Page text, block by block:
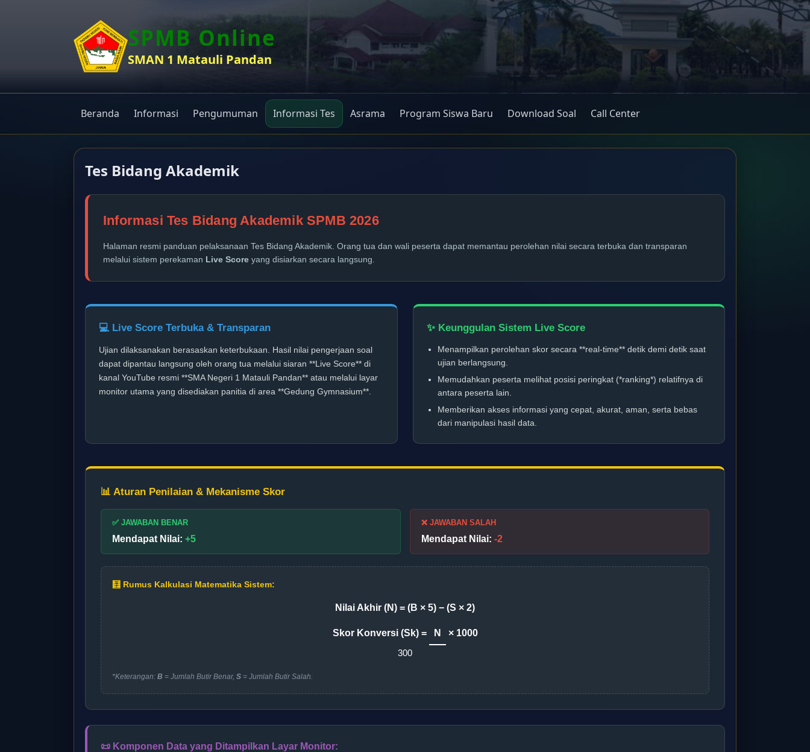
SPMB Online
SMAN 1 Matauli Pandan
Beranda Informasi Pengumuman Informasi Tes Asrama Program Siswa Baru Download Soal Call Center
Tes Bidang Akademik
Informasi Tes Bidang Akademik SPMB 2026
Halaman resmi panduan pelaksanaan Tes Bidang Akademik. Orang tua dan wali peserta dapat memantau perolehan nilai secara terbuka dan transparan
melalui sistem perekaman Live Score yang disiarkan secara langsung.
💻 Live Score Terbuka & Transparan
Ujian dilaksanakan berasaskan keterbukaan. Hasil nilai pengerjaan soal
dapat dipantau langsung oleh orang tua melalui siaran **Live Score** di
kanal YouTube resmi **SMA Negeri 1 Matauli Pandan** atau melalui layar
monitor utama yang disediakan panitia di area **Gedung Gymnasium**.
✨ Keunggulan Sistem Live Score
Menampilkan perolehan skor secara **real-time** detik demi detik saat
ujian berlangsung.
Memudahkan peserta melihat posisi peringkat (*ranking*) relatifnya di
antara peserta lain.
Memberikan akses informasi yang cepat, akurat, aman, serta bebas
dari manipulasi hasil data.
📊 Aturan Penilaian & Mekanisme Skor
✅ JAWABAN BENAR
Mendapat Nilai: +5
❌ JAWABAN SALAH
Mendapat Nilai: -2
🧮 Rumus Kalkulasi Matematika Sistem:
Nilai Akhir (N) = (B × 5) − (S × 2)
Skor Konversi (Sk) = N
× 1000
300
*Keterangan: B = Jumlah Butir Benar, S = Jumlah Butir Salah.
📜 Komponen Data yang Ditampilkan Layar Monitor: